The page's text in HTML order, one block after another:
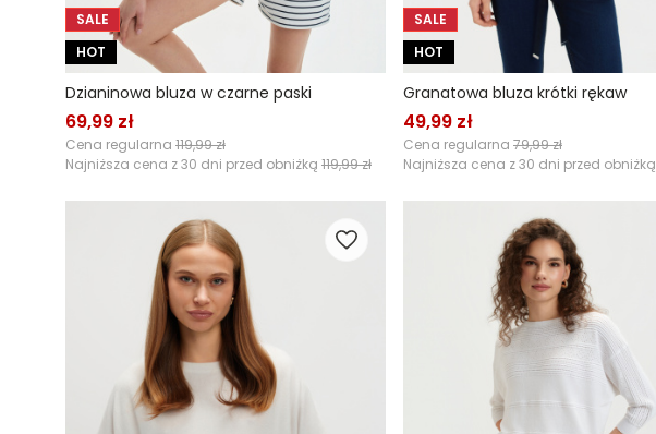
SALE
HOT
Dzianinowa bluza w czarne paski
69,99 zł
Cena regularna 119,99 zł
Najniższa cena z 30 dni przed obniżką 119,99 zł
SALE
HOT
Granatowa bluza krótki rękaw
49,99 zł
Cena regularna 79,99 zł
Najniższa cena z 30 dni przed obniżką